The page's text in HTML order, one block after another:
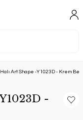
Art Shape -Y1023D - Krem Bej
-